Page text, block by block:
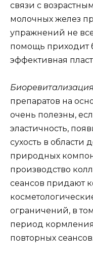
связи с
молочных желез
упражнений не
помощь приходит
эффективная
препаратов на
очень полезны,
эластичность,
сухость в области
природных
производство
сеансов придают
ограничений, в
период кормления
повторных сеансов.